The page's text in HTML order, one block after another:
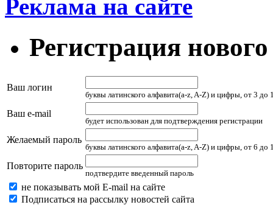
Реклама на сайте
Регистрация
Ваш логин
буквы латинского алфавита(a-z, A-Z) и цифры, от 3 до
Ваш e-mail
будет использован для подтверждения регистрации
Желаемый пароль
буквы латинского алфавита(a-z, A-Z) и цифры, от 6 до
Повторите пароль
подтвердите введенный пароль
не показывать мой E-mail на сайте
Подписаться на рассылку новостей сайта